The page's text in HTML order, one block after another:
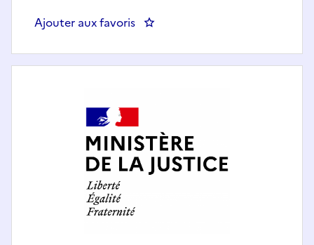
Ajouter aux favoris : DPIP - Chef d'antenne (H/F) -